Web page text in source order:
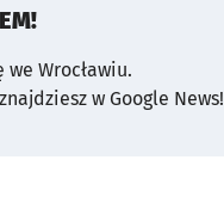
Wrocławiu.
w Google News!